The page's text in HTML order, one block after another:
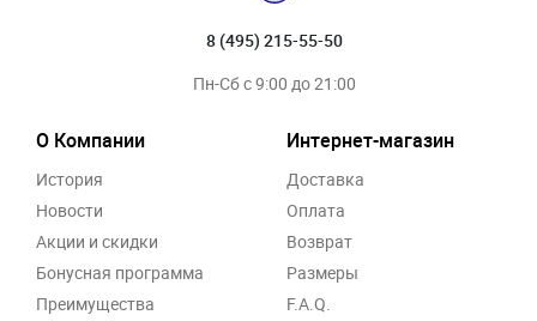
8 (495) 215-55-50
Пн-Сб с 9:00 до 21:00
О Компании
История
Новости
Акции и скидки
Бонусная программа
Преимущества
Интернет-магазин
Доставка
Оплата
Возврат
Размеры
F.A.Q.